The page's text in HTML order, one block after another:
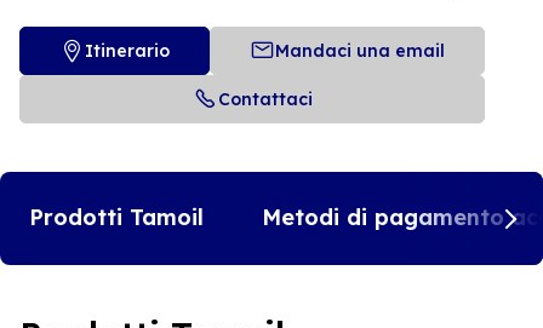
Itinerario Mandaci una email
Contattaci
Prodotti Tamoil Metodi di pagamento